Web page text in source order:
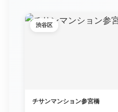
渋谷区
チサンマンション参宮橋